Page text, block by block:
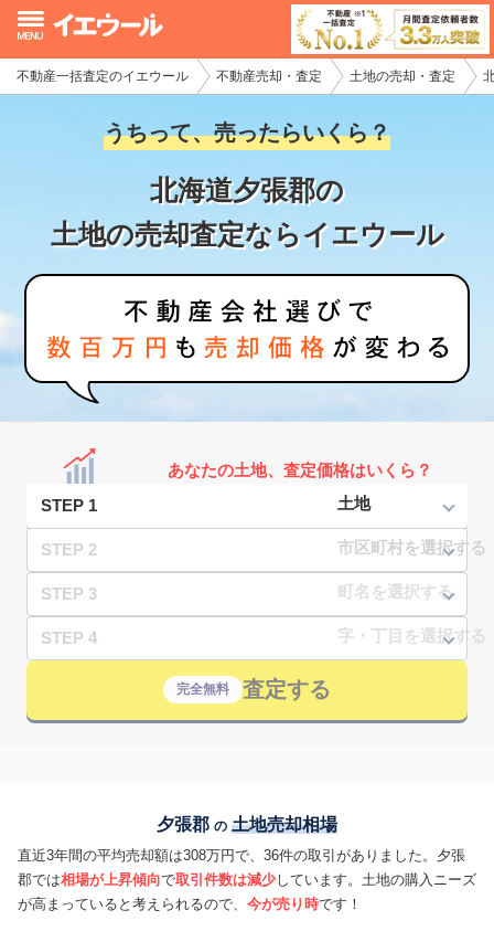
不動産一括査定のイエウール 不動産売却・査定 土地の売却・査定
うちって、売ったらいくら？
北海道夕張郡の
土地の売却査定ならイエウール
あなたの土地、査定価格はいくら？
STEP 1
STEP 2
STEP 3
STEP 4
完全無料 査定する
夕張郡 の 土地売却相場
直近3年間の平均売却額は308万円で、36件の取引がありました。夕張
郡では相場が上昇傾向で取引件数は減少しています。土地の購入ニーズ
が高まっていると考えられるので、 今が売り時です！
イエウール加盟希望の不動産会社様
初めての方へ
不動産の売却・一括査定
家査定シミュレーター
お問い合わせ